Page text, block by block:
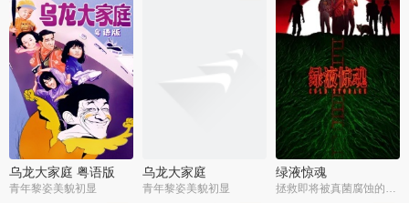
乌龙大家庭 粤语版
青年黎姿美貌初显
乌龙大家庭
青年黎姿美貌初显
绿液惊魂
拯救即将被真菌腐蚀的世界